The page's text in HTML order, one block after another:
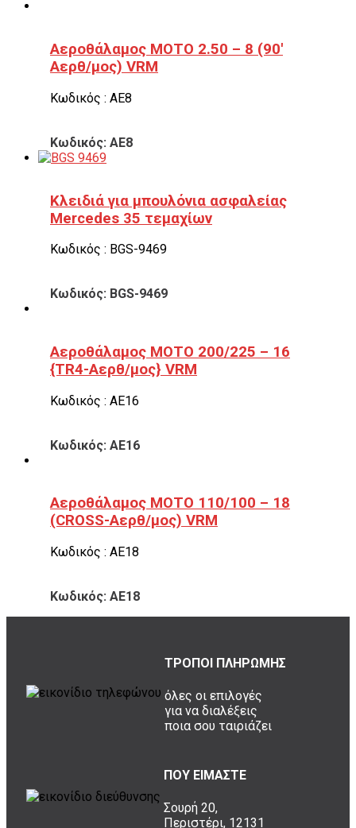
Αεροθάλαμος ΜΟΤΟ 2.50 – 8 (90′
Αερθ/μος) VRM
Κωδικός : ΑΕ8
Κωδικός: ΑΕ8
Κλειδιά για μπουλόνια ασφαλείας
Mercedes 35 τεμαχίων
Κωδικός : BGS-9469
Κωδικός: BGS-9469
Αεροθάλαμος ΜΟΤΟ 200/225 – 16
{TR4-Αερθ/μος} VRM
Κωδικός : ΑΕ16
Κωδικός: ΑΕ16
Αεροθάλαμος ΜΟΤΟ 110/100 – 18
(CROSS-Αερθ/μος) VRM
Κωδικός : ΑΕ18
Κωδικός: ΑΕ18
ΤΡΟΠΟΙ ΠΛΗΡΩΜΗΣ
όλες οι επιλογές
για να διαλέξεις
ποια σου ταιριάζει
ΠΟΥ ΕΙΜΑΣΤΕ
Σουρή 20,
Περιστέρι, 12131